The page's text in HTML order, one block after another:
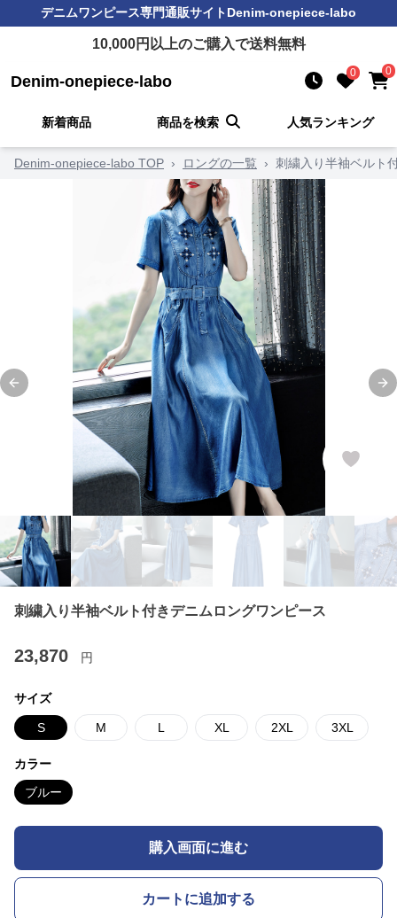
デニムワンピース専門通販サイトDenim-onepiece-labo
10,000円以上のご購入で送料無料
Denim-onepiece-labo 0 0
新着商品 商品を検索 人気ランキング
Denim-onepiece-labo TOP › ロングの一覧 › 刺繍入り半袖ベルト
Previous slide
刺繍入り半袖ベルト付きデニムロングワンピース
23,870 円
サイズ
S M L XL 2XL 3XL
カラー
ブルー
購入画面に進む
カートに追加する